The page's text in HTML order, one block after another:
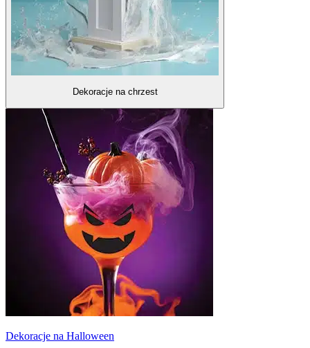
Dekoracje na chrzest
Dekoracje na Halloween